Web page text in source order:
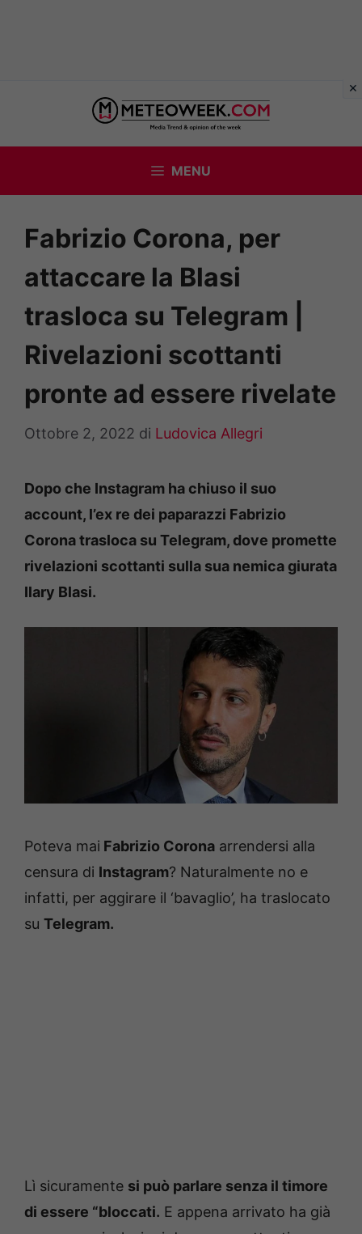
contenuto
MENU
Fabrizio Corona, per
attaccare la Blasi
trasloca su Telegram |
Rivelazioni scottanti
pronte ad essere rivelate
Ottobre 2, 2022 di Ludovica Allegri
Dopo che Instagram ha chiuso il suo
account, l’ex re dei paparazzi Fabrizio
Corona trasloca su Telegram, dove promette
rivelazioni scottanti sulla sua nemica giurata
Ilary Blasi.
Poteva mai Fabrizio Corona arrendersi alla
censura di Instagram? Naturalmente no e
infatti, per aggirare il ‘bavaglio’, ha traslocato
su Telegram.
Lì sicuramente si può parlare senza il timore
di essere “bloccati. E appena arrivato ha già